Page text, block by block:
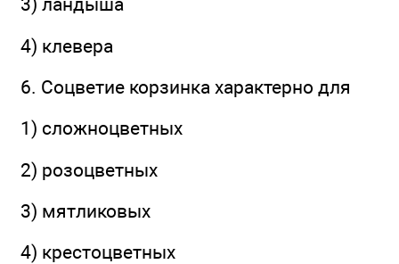
4) клевера
6. Соцветие корзинка характерно для
1) сложноцветных
2) розоцветных
3) мятликовых
4) крестоцветных